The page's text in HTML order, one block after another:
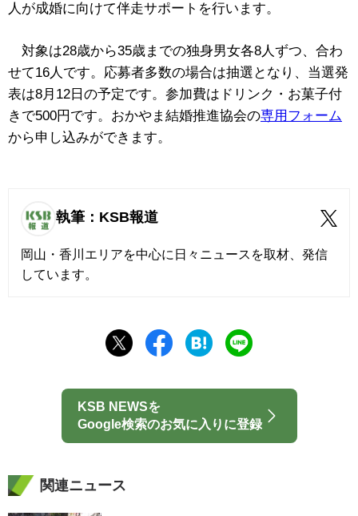
人が成婚に向けて伴走サポートを行います。
対象は28歳から35歳までの独身男女各8人ずつ、合わ
せて16人です。応募者多数の場合は抽選となり、当選発
表は8月12日の予定です。参加費はドリンク・お菓子付
きで500円です。おかやま結婚推進協会の専用フォーム
から申し込みができます。
執筆：KSB報道
岡山・香川エリアを中心に日々ニュースを取材、発信
しています。
KSB NEWSを
Google検索のお気に入りに登録
関連ニュース